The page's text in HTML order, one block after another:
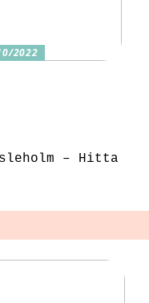
2022
– Hitta